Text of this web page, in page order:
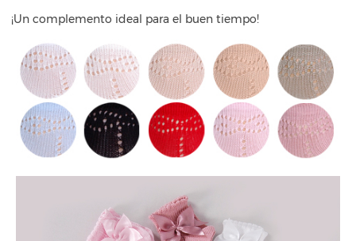
¡Un complemento ideal para el buen tiempo!